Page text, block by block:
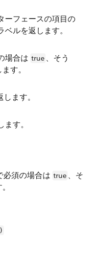
ーフェースの項目の
ルを返します。
場合は true 、そう
す。
ます。
す。
必須の場合は true 、そ